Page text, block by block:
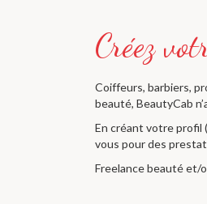
Coiffeurs, barbiers,
beauté, BeautyCab
En créant votre profil
vous pour des
Freelance beauté et/